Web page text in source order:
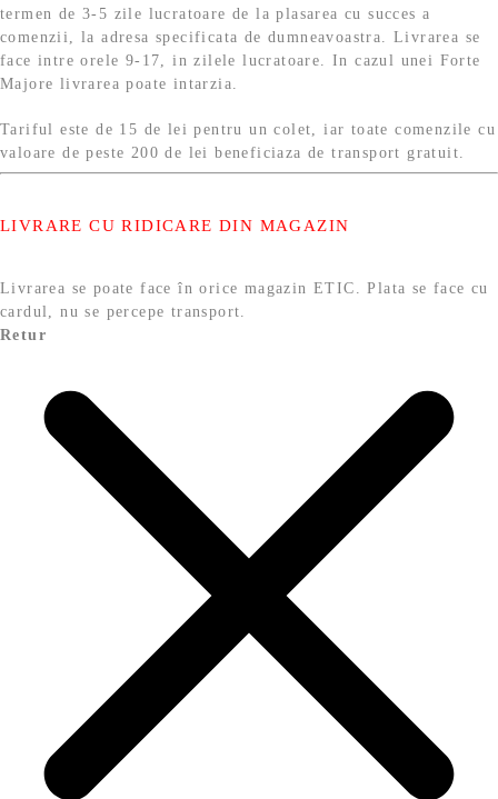
termen de 3-5 zile lucratoare de la plasarea cu succes a
comenzii, la adresa specificata de dumneavoastra. Livrarea se
face intre orele 9-17, in zilele lucratoare. In cazul unei Forte
Majore livrarea poate intarzia.
Tariful este de 15 de lei pentru un colet, iar toate comenzile cu
valoare de peste 200 de lei beneficiaza de transport gratuit.
LIVRARE CU RIDICARE DIN MAGAZIN
Livrarea se poate face în orice magazin ETIC. Plata se face cu
cardul, nu se percepe transport.
Retur